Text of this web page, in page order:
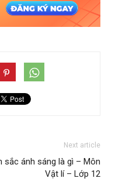
Next article
sắc ánh sáng là gì – Môn
Vật lí – Lớp 12